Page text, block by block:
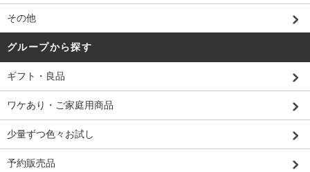
その他
グループから探す
ギフト・良品
ワケあり・ご家庭用商品
少量ずつ色々お試し
予約販売品